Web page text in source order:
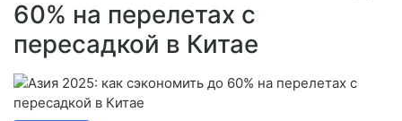
60% на перелетах с
пересадкой в Китае